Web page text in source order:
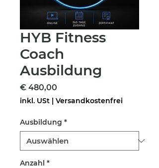
HYB Fitness
Coach
Ausbildung
€ 480,00
inkl. USt | Versandkostenfrei
Ausbildung *
Anzahl *